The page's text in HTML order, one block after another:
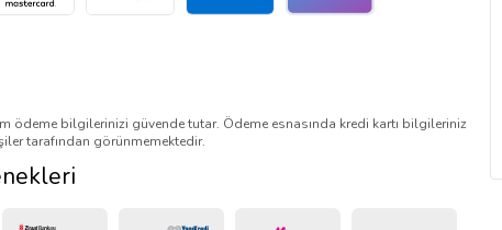
ödeme bilgilerinizi güvende tutar. Ödeme esnasında kredi kartı bilgileriniz
tarafından görünmemektedir.